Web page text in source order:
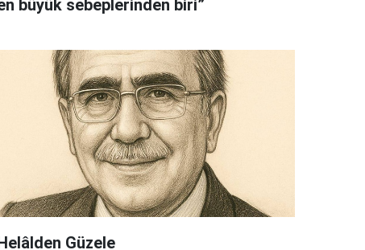
büyük sebeplerinden biri”
Güzele